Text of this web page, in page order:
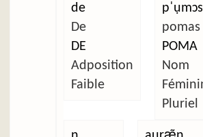
de
De
DE
Adposition
Faible
pˈụmɔs
pomas
POMA
Nom
Pluriel